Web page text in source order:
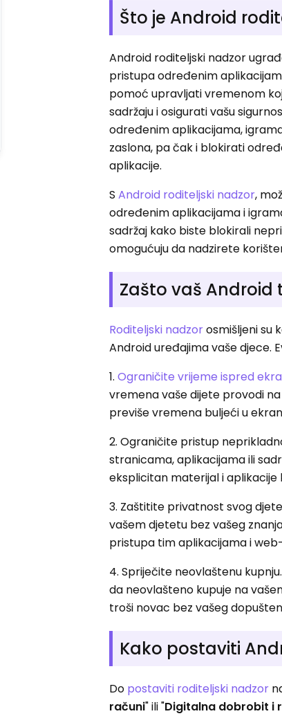
Što je Android
Android roditeljski nadzor
pristupa određenim
pomoć upravljati vremenom
sadržaju i osigurati vašu
određenim aplikacijama,
zaslona, ​​pa čak i blokirati
aplikacije.
SAndroid roditeljski nadzor,
određenim aplikacijama i
sadržaj kako biste blokirali
omogućuju da nadzirete
Zašto vaš
Roditeljski nadzorosmišljeni su
Android uređajima vaše djece.
1.Ograničite vrijeme ispred
vremena vaše dijete provodi
previše vremena buljeći u
2. Ograničite pristup
stranicama, aplikacijama ili
eksplicitan materijal i
3. Zaštitite privatnost svog
vašem djetetu bez vašeg
pristupa tim aplikacijama i
4. Spriječite neovlaštenu
da neovlašteno kupuje na
troši novac bez vašeg
Kako postaviti
Do postaviti roditeljski nadzor
računi" ili "Digitalna dobrobit i